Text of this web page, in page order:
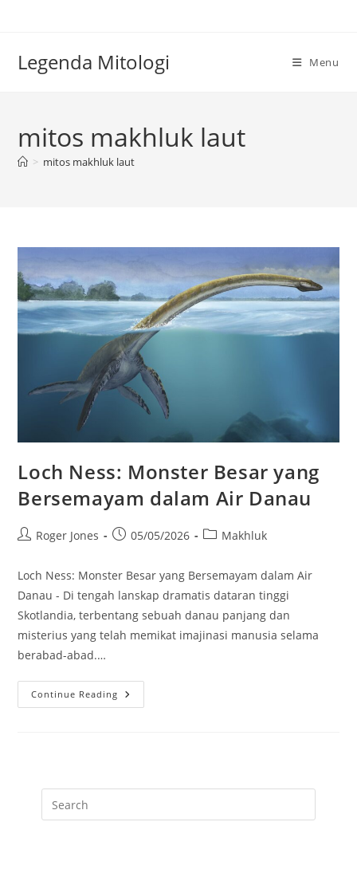
Legenda Mitologi Menu
mitos makhluk laut
> mitos makhluk laut
Loch Ness: Monster Besar yang
Bersemayam dalam Air Danau
PostRoger Jones
Post05/05/2026
PostMakhluk
Loch Ness: Monster Besar yang Bersemayam dalam Air
Danau - Di tengah lanskap dramatis dataran tinggi
Skotlandia, terbentang sebuah danau panjang dan
misterius yang telah memikat imajinasi manusia selama
berabad-abad.…
Continue Reading Loch
Ness: